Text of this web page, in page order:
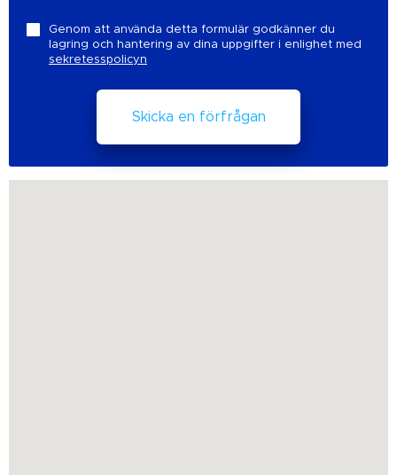
Genom att använda detta formulär godkänner du
lagring och hantering av dina uppgifter i enlighet med
sekretesspolicyn